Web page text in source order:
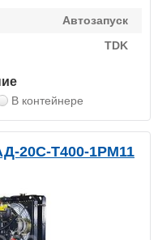
Автозапуск
TDK
В контейнере
20С-Т400-1РМ11